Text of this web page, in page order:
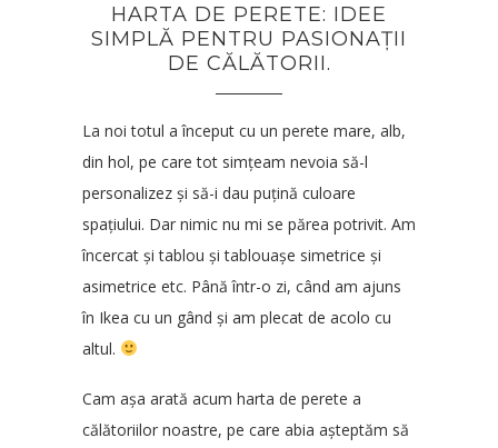
HARTA DE PERETE: IDEE
SIMPLĂ PENTRU PASIONAȚII
DE CĂLĂTORII.
La noi totul a început cu un perete mare, alb,
din hol, pe care tot simțeam nevoia să-l
personalizez și să-i dau puțină culoare
spațiului. Dar nimic nu mi se părea potrivit. Am
încercat și tablou și tablouașe simetrice și
asimetrice etc. Până într-o zi, când am ajuns
în Ikea cu un gând și am plecat de acolo cu
altul.
Cam așa arată acum harta de perete a
călătoriilor noastre, pe care abia așteptăm să